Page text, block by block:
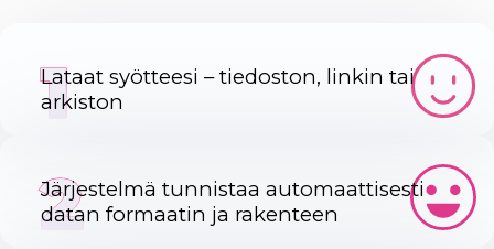
Lataat syötteesi – tiedoston, linkin tai
arkiston
1
Järjestelmä tunnistaa automaattisesti
datan formaatin ja rakenteen
2